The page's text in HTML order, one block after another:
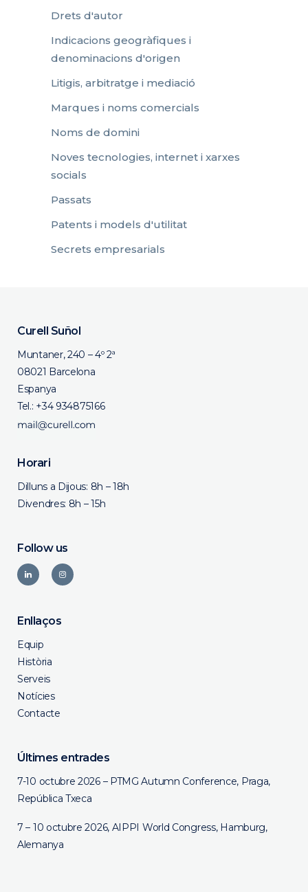
Drets d'autor
Indicacions geogràfiques i
denominacions d'origen
Litigis, arbitratge i mediació
Marques i noms comercials
Noms de domini
Noves tecnologies, internet i xarxes
socials
Passats
Patents i models d'utilitat
Secrets empresarials
Curell Suñol
Muntaner, 240 – 4º 2ª
08021 Barcelona
Espanya
Tel.: +34 934875166
Horari
Dilluns a Dijous: 8h – 18h
Divendres: 8h – 15h
Follow us
Enllaços
Equip
Història
Serveis
Notícies
Contacte
Últimes entrades
7-10 octubre 2026 – PTMG Autumn Conference, Praga,
República Txeca
7 – 10 octubre 2026, AIPPI World Congress, Hamburg,
Alemanya